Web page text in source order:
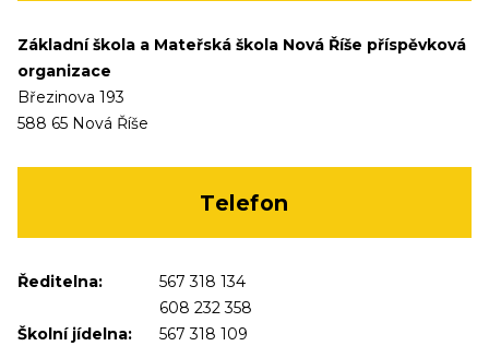
Základní škola a Mateřská škola Nová Říše příspěvková
organizace
Březinova 193
588 65 Nová Říše
Telefon
Ředitelna:
567 318 134
608 232 358
Školní jídelna:
567 318 109